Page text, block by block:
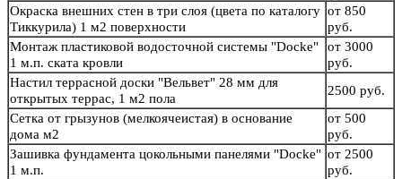
Окраска внешних стен в три слоя (цвета по каталогу
Тиккурила) 1 м2 поверхности
от 850
руб.
Монтаж пластиковой водосточной системы "Docke"
1 м.п. ската кровли
от 3000
руб.
Настил террасной доски "Вельвет" 28 мм для
открытых террас, 1 м2 пола
2500 руб.
Сетка от грызунов (мелкоячеистая) в основание
дома м2
от 500
руб.
Зашивка фундамента цокольными панелями "Docke"
1 м.п.
от 2500
руб.